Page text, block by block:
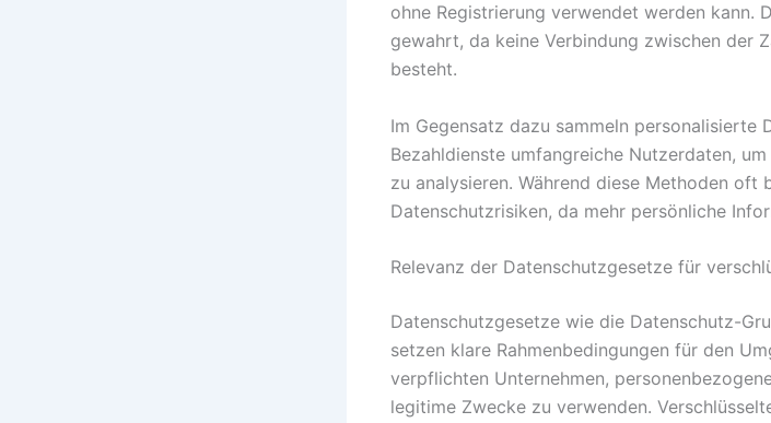
ohne Registrierung verwendet werden kann.
gewahrt, da keine Verbindung zwischen der
besteht.
Im Gegensatz dazu sammeln personalisierte
Bezahldienste umfangreiche Nutzerdaten,
zu analysieren. Während diese Methoden oft
Datenschutzrisiken, da mehr persönliche
Relevanz der Datenschutzgesetze für
Datenschutzgesetze wie die Datenschutz-
setzen klare Rahmenbedingungen für den
verpflichten Unternehmen,
legitime Zwecke zu verwenden.